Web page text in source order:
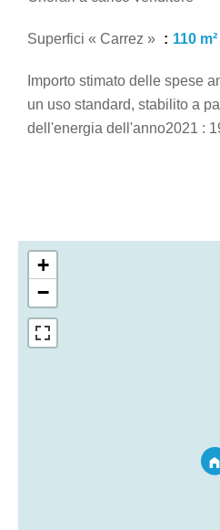
Superfici « Carrez » 110 m²
Importo stimato delle spese
un uso standard, stabilito a
dell'energia dell'anno2021 :
+
−